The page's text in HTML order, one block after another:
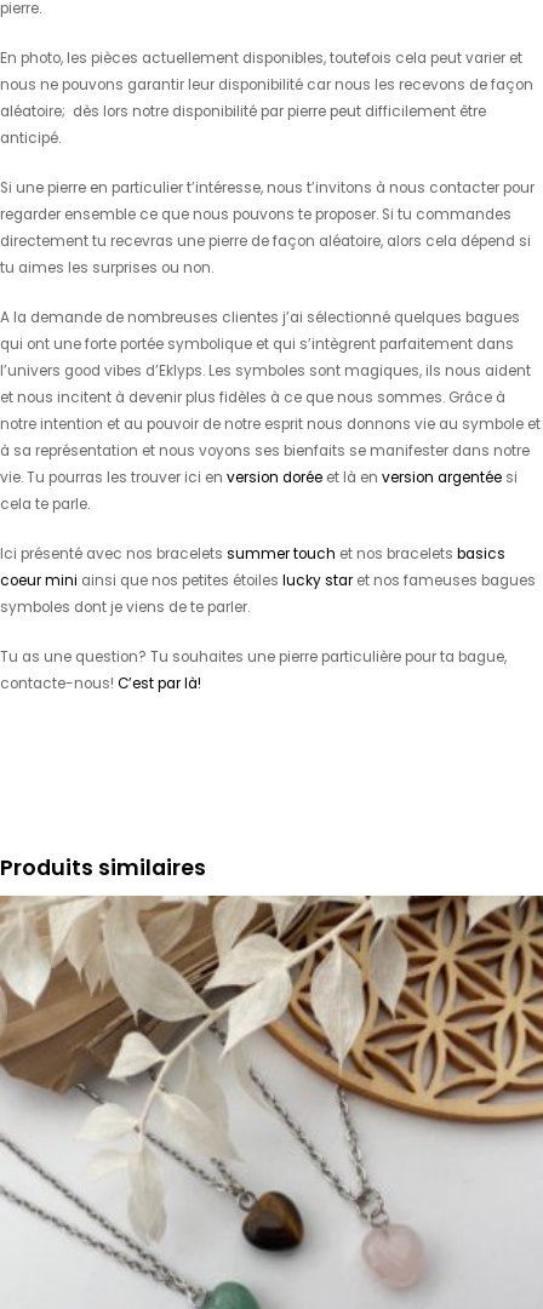
pierre.
En photo, les pièces actuellement disponibles, toutefois cela peut varier et
nous ne pouvons garantir leur disponibilité car nous les recevons de façon
aléatoire; dès lors notre disponibilité par pierre peut difficilement être
anticipé.
Si une pierre en particulier t’intéresse, nous t’invitons à nous contacter pour
regarder ensemble ce que nous pouvons te proposer. Si tu commandes
directement tu recevras une pierre de façon aléatoire, alors cela dépend si
tu aimes les surprises ou non.
A la demande de nombreuses clientes j’ai sélectionné quelques bagues
qui ont une forte portée symbolique et qui s’intègrent parfaitement dans
l’univers good vibes d’Eklyps. Les symboles sont magiques, ils nous aident
et nous incitent à devenir plus fidèles à ce que nous sommes. Grâce à
notre intention et au pouvoir de notre esprit nous donnons vie au symbole et
à sa représentation et nous voyons ses bienfaits se manifester dans notre
vie. Tu pourras les trouver ici en version dorée et là en version argentée si
cela te parle.
Ici présenté avec nos bracelets summer touch et nos bracelets basics
coeur mini ainsi que nos petites étoiles lucky star et nos fameuses bagues
symboles dont je viens de te parler.
Tu as une question? Tu souhaites une pierre particulière pour ta bague,
contacte-nous! C’est par là!
Produits similaires